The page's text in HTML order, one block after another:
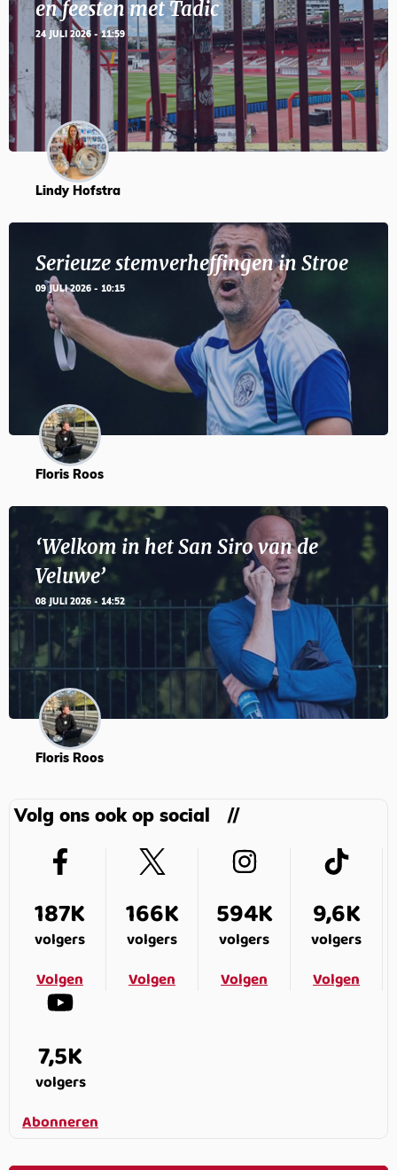
en feesten met Tadic
24 JULI 2026 - 11:59
Lindy Hofstra
Serieuze stemverheffingen in Stroe
09 JULI 2026 - 10:15
Floris Roos
‘Welkom in het San Siro van de
Veluwe’
08 JULI 2026 - 14:52
Floris Roos
Volg ons ook op social
187K
volgers
Volgen
166K
volgers
Volgen
594K
volgers
Volgen
9,6K
volgers
Volgen
7,5K
volgers
Abonneren